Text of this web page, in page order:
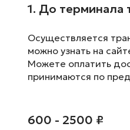
1. До терминала
Осуществляется
можно узнать на
Можете оплатить
принимаются по
600 - 2500 ₽